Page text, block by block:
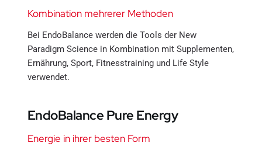
Kombination mehrerer Methoden
Bei EndoBalance werden die Tools der New
Paradigm Science in Kombination mit Supplementen,
Ernährung, Sport, Fitnesstraining und Life Style
verwendet.
EndoBalance Pure Energy
Energie in ihrer besten Form